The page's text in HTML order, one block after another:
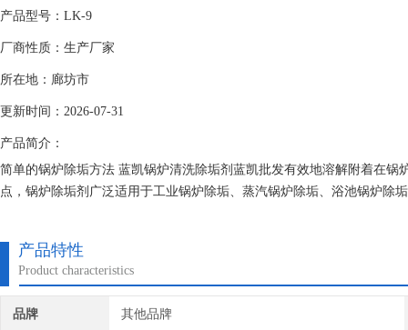
产品型号：LK-9
厂商性质：生产厂家
所在地：廊坊市
更新时间：2026-07-31
产品简介：
简单的锅炉除垢方法 蓝凯锅炉清洗除垢剂蓝凯批发有效地溶解附着在
点，锅炉除垢剂广泛适用于工业锅炉除垢、蒸汽锅炉除垢、浴池锅炉除
产品特性
Product characteristics
品牌 其他品牌